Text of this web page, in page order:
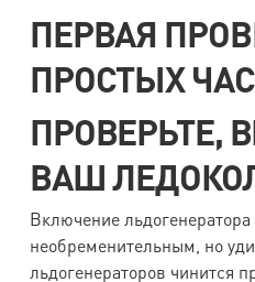
ПЕРВАЯ
ПРОСТЫХ
ПРОВЕРЬТЕ,
ВАШ
Включение
необременительным, но
льдогенераторов чинится